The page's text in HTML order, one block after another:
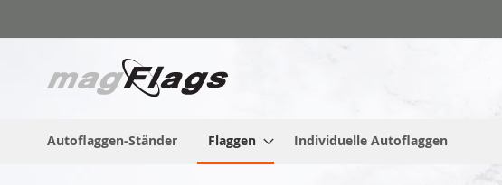
Inhalt
Autoflaggen-Ständer Flaggen Individuelle Autoflaggen